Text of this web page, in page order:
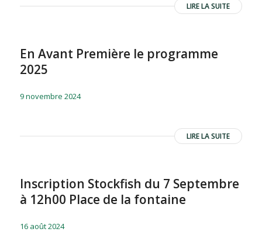
LIRE LA SUITE
En Avant Première le programme
2025
9 novembre 2024
LIRE LA SUITE
Inscription Stockfish du 7 Septembre
à 12h00 Place de la fontaine
16 août 2024